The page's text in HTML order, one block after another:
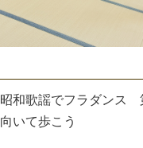
昭和歌謡でフラダンス
向いて歩こう